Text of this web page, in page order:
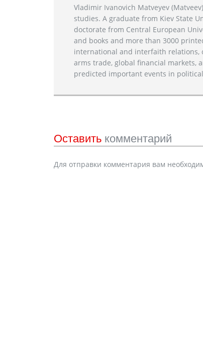
Vladimir Ivanovich Matveyev
studies. A graduate from Kiev State
doctorate from Central European
and books and more than 3000
international and interfaith relations,
arms trade, global financial markets,
predicted important events in
Оставить комментарий
Для отправки комментария вам